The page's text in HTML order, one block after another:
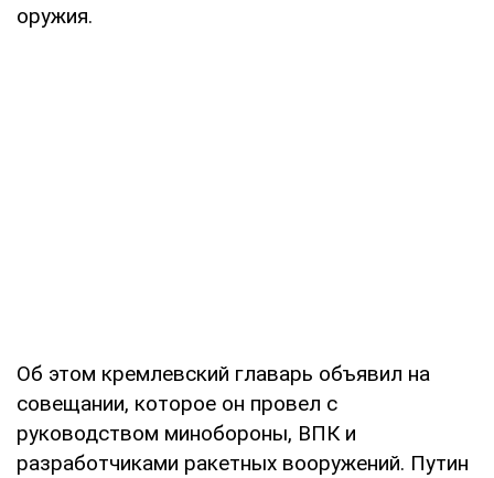
оружия.
Об этом кремлевский главарь объявил на
совещании, которое он провел с
руководством минобороны, ВПК и
разработчиками ракетных вооружений. Путин